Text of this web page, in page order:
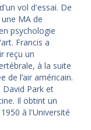
vol d'essai. De
MA de
psychologie
Francis a
reçu un
à la suite
de l’air américain.
David Park et
Il obtint un
à l'Université